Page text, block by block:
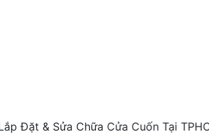
Sửa Chữa Cửa Cuốn Tại TPHCM